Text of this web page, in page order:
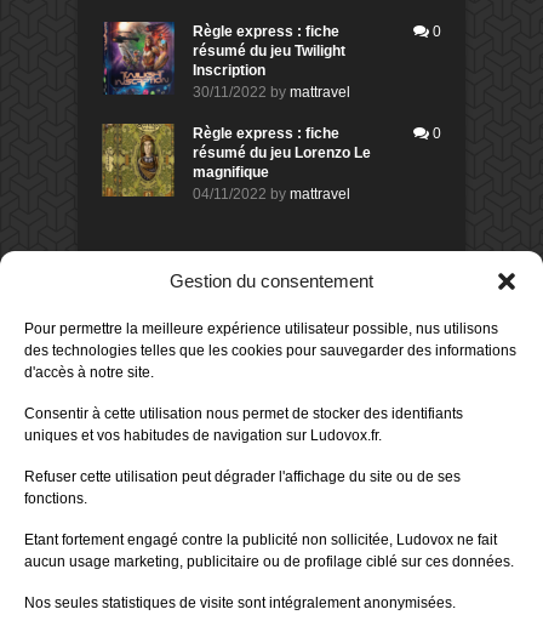
Gestion du consentement
Pour permettre la meilleure expérience utilisateur possible, nus utilisons
des technologies telles que les cookies pour sauvegarder des informations
d'accès à notre site.
Consentir à cette utilisation nous permet de stocker des identifiants
uniques et vos habitudes de navigation sur Ludovox.fr.
Refuser cette utilisation peut dégrader l'affichage du site ou de ses
fonctions.
Etant fortement engagé contre la publicité non sollicitée, Ludovox ne fait
aucun usage marketing, publicitaire ou de profilage ciblé sur ces données.
Nos seules statistiques de visite sont intégralement anonymisées.
Règle express : fiche
résumé du jeu Twilight
Inscription
30/11/2022 by mattravel
0
Règle express : fiche
résumé du jeu Lorenzo Le
magnifique
04/11/2022 by mattravel
0
DERNIERS AVIS DES MEMBRES
Avis de
Sur le jeu Collect!
il y a 9 heures
Avis demorlockbob
Sur le jeu Detective Box - Ciao
Publié leil y a 1 jour
80%
Sur le jeu Detective Box - Ciao
Bella